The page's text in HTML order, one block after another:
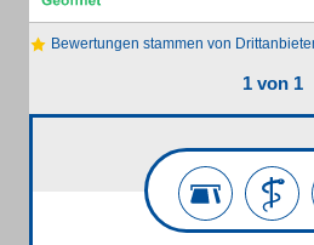
Bewertungen stammen von
1 von 1